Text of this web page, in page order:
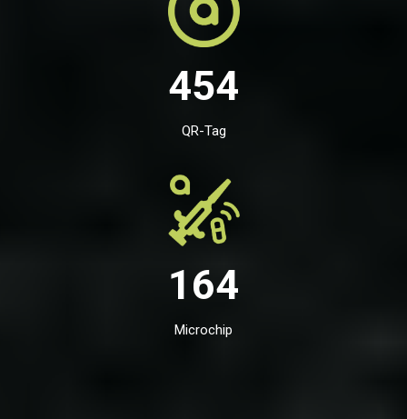
454
QR-Tag
164
Microchip